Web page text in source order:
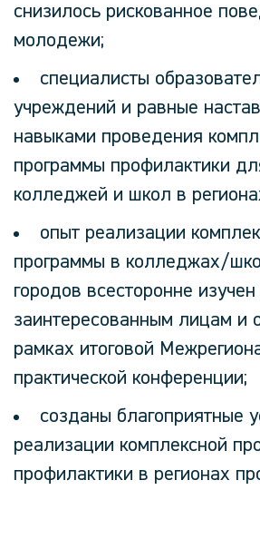
снизилось рискованное
молодежи;
специалисты
учреждений и равные
навыками проведения
программы профилактики
колледжей и школ в
опыт реализации
программы в колледжах/
городов всесторонне
заинтересованным лицам и
рамках итоговой
практической конференции;
созданы благоприятные
реализации комплексной
профилактики в регионах